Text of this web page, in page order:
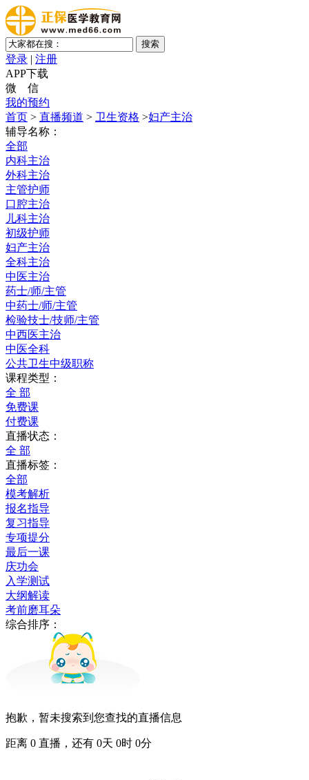
登录 | 注册
APP下载
微 信
我的预约
首页 > 直播频道 > 卫生资格 >妇产主治
辅导名称：
全部
内科主治
外科主治
主管护师
口腔主治
儿科主治
初级护师
妇产主治
全科主治
中医主治
药士/师/主管
中药士/师/主管
检验技士/技师/主管
中西医主治
中医全科
公共卫生中级职称
课程类型：
全 部
免费课
付费课
直播状态：
全 部
直播标签：
全部
模考解析
报名指导
复习指导
专项提分
最后一课
庆功会
入学测试
大纲解读
考前磨耳朵
综合排序：
抱歉，暂未搜索到您查找的直播信息
距离 0 直播，还有 0天 0时 0分